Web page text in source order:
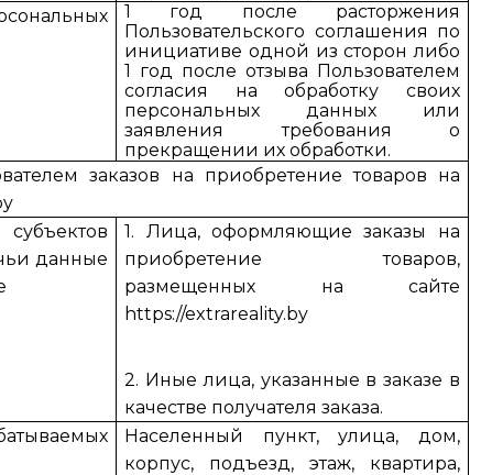
1 год после расторжения
Пользовательского соглашения по
инициативе одной из сторон либо
1 год после отзыва Пользователем
согласия на обработку своих
персональных данных или
заявления требования о
прекращении их обработки.
заказов на приобретение товаров на
данные
1. Лица, оформляющие заказы на
приобретение товаров,
размещенных на сайте
https://extrareality.by
2. Иные лица, указанные в заказе в
качестве получателя заказа.
Населенный пункт, улица, дом,
корпус, подъезд, этаж, квартира,